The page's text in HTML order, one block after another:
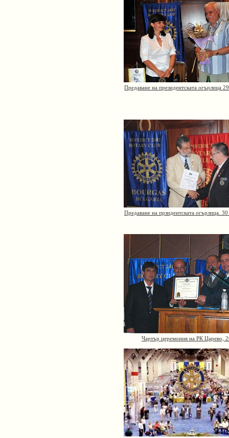
Предаване на президентската огърлица
Предаване на прзидентската огърлица.
Чартър церемония на РК Царево,